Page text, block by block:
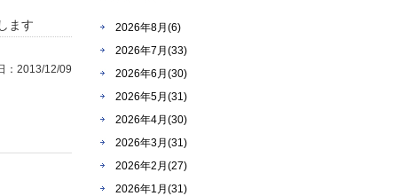
2026年8月(6)
2026年7月(33)
2026年6月(30)
2026年5月(31)
2026年4月(30)
2026年3月(31)
2026年2月(27)
2026年1月(31)
ます
：2013/12/09